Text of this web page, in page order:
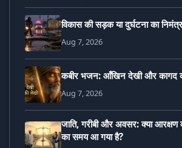
विकास की सड़क या दुर्घटना का
Aug 7, 2026
कबीर भजन: आँखिन देखी और कागद
Aug 7, 2026
जाति, गरीबी और अवसर: क्या आरक्षण
का समय आ गया है?